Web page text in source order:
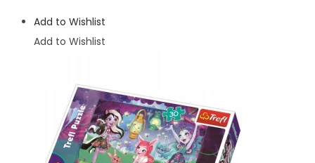
Add to Wishlist
Add to Wishlist